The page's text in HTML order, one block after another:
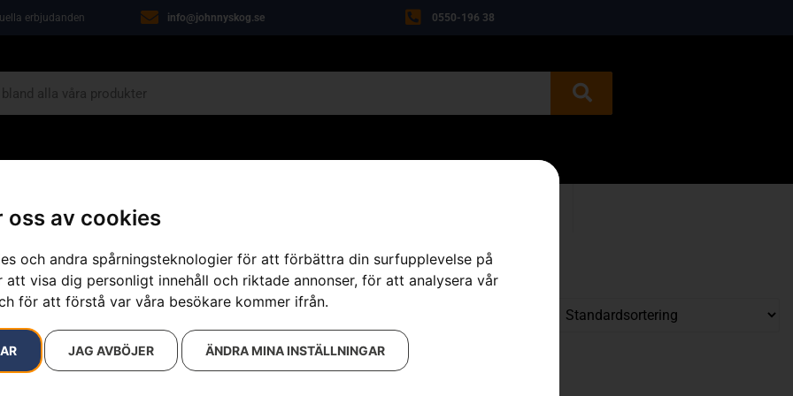
oss av cookies
och andra spårningsteknologier för att förbättra din surfupplevelse på
visa dig personligt innehåll och riktade annonser, för att analysera vår
för att förstå var våra besökare kommer ifrån.
JAG AVBÖJER ÄNDRA MINA INSTÄLLNINGAR
erbjudanden info@johnnyskog.se 0550-196 38
ÖVRIGT